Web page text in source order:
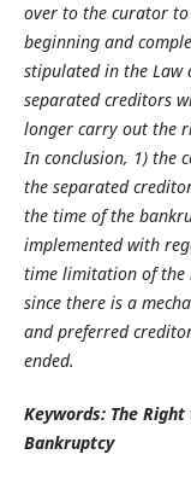
over to the curator
beginning and
stipulated in the Law
separated creditors
longer carry out the
In conclusion, 1) the
the separated
the time of the
implemented with
time limitation of the
since there is a
and preferred
ended.
Keywords: The
Bankruptcy